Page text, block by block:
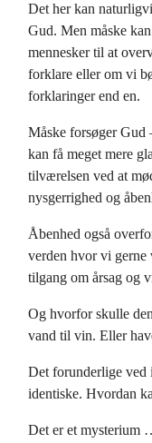
Det her kan
Gud. Men måske
mennesker til at
forklare eller om vi
forklaringer end en.
Måske forsøger Gud
kan få meget mere
tilværelsen ved at
nysgerrighed og
Åbenhed også
verden hvor vi
tilgang om årsag og
Og hvorfor skulle
vand til vin. Eller
Det forunderlige ved
identiske. Hvordan
Det er et mysterium